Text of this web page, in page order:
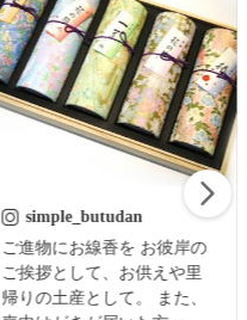
simple_butudan
ご進物にお線香を お彼岸の
ご挨拶として、お供えや里
帰りの土産として。 また、